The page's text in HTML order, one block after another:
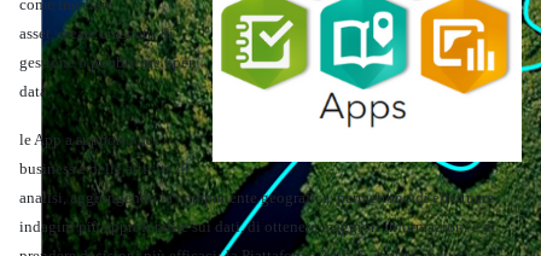
come tracciare
asset, creare cruscotti di
gestione o pubblicare open
data;
le App a supporto del
business e delle attività di
analisi, aggiungendo la componente geografica, permettono di effettuare
indagini più approfondite sui dati, di ottenere maggiori informazioni e di